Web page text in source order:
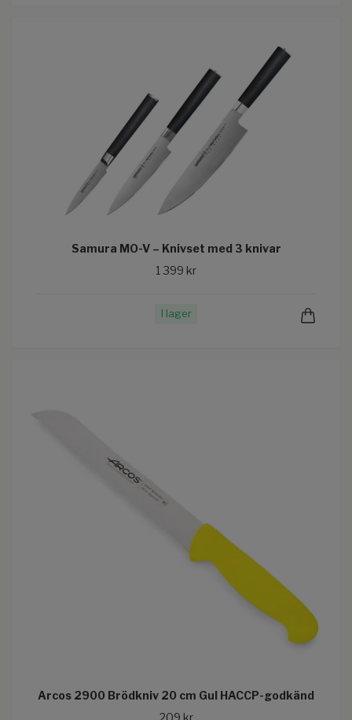
Samura MO-V – Knivset med 3 knivar
1 399 kr
I lager
Arcos 2900 Brödkniv 20 cm Gul HACCP-godkänd
209 kr